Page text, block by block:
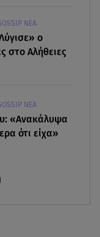
ΝΕΑ
ο
στο Αλήθειες
ΝΕΑ
«Ανακάλυψα
ότι είχα»